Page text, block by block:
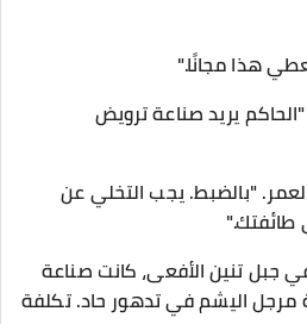
هذا مجانًا."
يريد صناعة ترويض
"بالضبط. يجب التخلي عن
جبل تنين الأفعى، كانت صناعة
اليشم في تدهور حاد. تكلفة